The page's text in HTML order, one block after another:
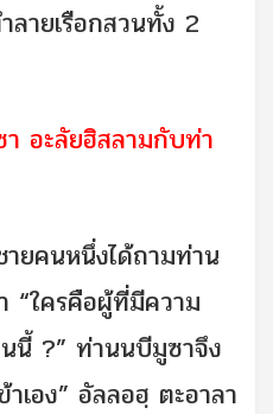
ลายเรือกสวนทั้ง 2
า อะลัยฮิสลามกับท่า
ายคนหนึ่งได้ถามท่าน
“ใครคือผู้ที่มีความ
นี้ ?” ท่านนบีมูซาจึง
เอง” อัลลอฮฺ ตะอาลา